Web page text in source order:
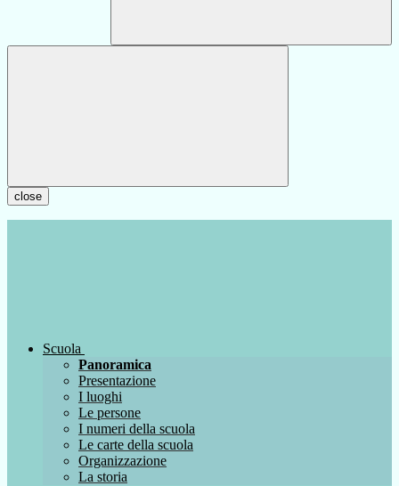
close
Scuola
Panoramica
Presentazione
I luoghi
Le persone
I numeri della scuola
Le carte della scuola
Organizzazione
La storia